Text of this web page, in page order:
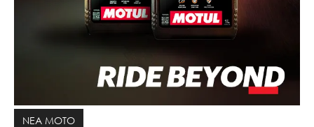
ΝΕΑ MOTO